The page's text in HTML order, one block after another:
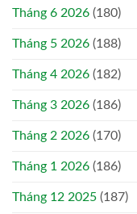
Tháng 6 2026 (180)
Tháng 5 2026 (188)
Tháng 4 2026 (182)
Tháng 3 2026 (186)
Tháng 2 2026 (170)
Tháng 1 2026 (186)
Tháng 12 2025 (187)